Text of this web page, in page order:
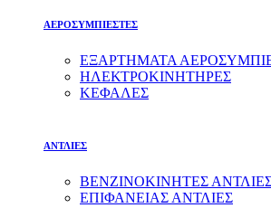
ΑΕΡΟΣΥΜΠΙΕΣΤΕΣ
ΕΞΑΡΤΗΜΑΤΑ
ΗΛΕΚΤΡΟΚΙΝΗΤΗΡΕΣ
ΚΕΦΑΛΕΣ
ΑΝΤΛΙΕΣ
ΒΕΝΖΙΝΟΚΙΝΗΤΕΣ
ΕΠΙΦΑΝΕΙΑΣ ΑΝΤΛΙΕΣ